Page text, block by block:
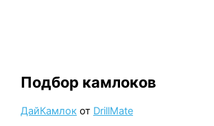
Подбор камлоков
ДайКамлокот DrillMate